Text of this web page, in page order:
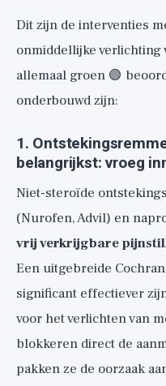
Dit zijn de interventies
onmiddellijke
allemaal groen 🟢
onderbouwd zijn:
1.
belangrijkst: vroeg
Niet-steroïde
(Nurofen, Advil) en
vrij verkrijgbare
Een uitgebreide
significant effectiever
voor het verlichten van
blokkeren direct de
pakken ze de oorzaak